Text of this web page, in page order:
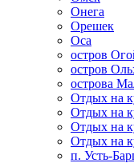
Онега
Орешек
Оса
остров
остров
острова
Отдых на
Отдых на
Отдых на
Отдых на
п. Усть-